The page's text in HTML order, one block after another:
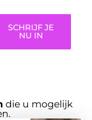
SCHRIJF JE
NU IN
die u mogelijk